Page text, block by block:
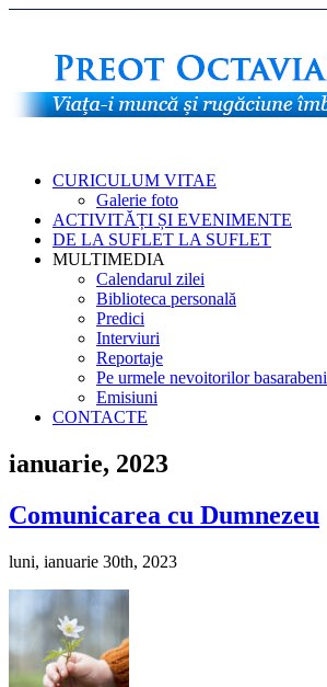
CURICULUM VITAE
Galerie foto
ACTIVITĂȚI ȘI EVENIMENTE
DE LA SUFLET LA SUFLET
MULTIMEDIA
Calendarul zilei
Biblioteca personală
Predici
Interviuri
Reportaje
Pe urmele nevoitorilor basarabeni
Emisiuni
CONTACTE
ianuarie, 2023
Comunicarea cu Dumnezeu
luni, ianuarie 30th, 2023